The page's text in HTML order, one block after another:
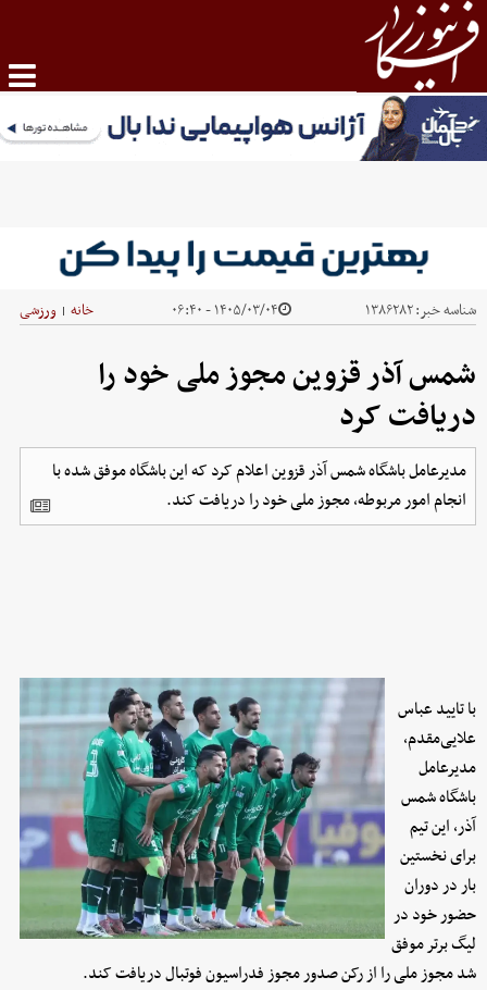
شناسه خبر:۱۳۸۶۲۸۲ ۱۴۰۵/۰۳/۰۴ - ۰۶:۴۰ خانه | ورزشی
شمس آذر قزوین مجوز ملی خود را
دریافت کرد
مدیرعامل باشگاه شمس آذر قزوین اعلام کرد که این باشگاه موفق شده با
انجام امور مربوطه، مجوز ملی خود را دریافت کند.
با تایید عباس
علایی‌مقدم،
مدیرعامل
باشگاه شمس
آذر، این تیم
برای نخستین
بار در دوران
حضور خود در
لیگ برتر موفق
شد مجوز ملی را از رکن صدور مجوز فدراسیون فوتبال دریافت کند.